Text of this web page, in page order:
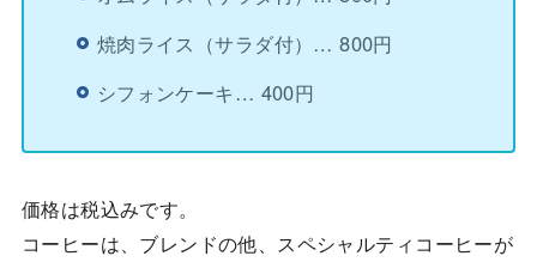
焼肉ライス（サラダ付）… 800円
シフォンケーキ… 400円
価格は税込みです。
コーヒーは、ブレンドの他、スペシャルティコーヒーが